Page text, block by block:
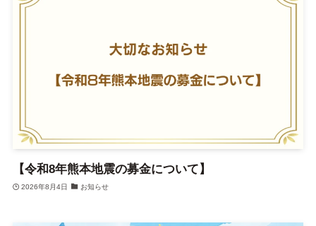
【令和8年熊本地震の募金について】
2026年8月4日 お知らせ